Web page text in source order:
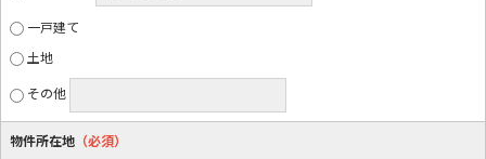
一戸建て
土地
その他
物件所在地 （必須）